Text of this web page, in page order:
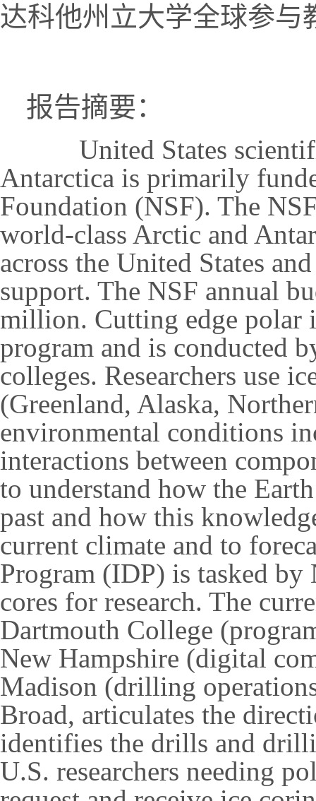
达科他州立大学全球参与
报告摘要：
United States
Antarctica is primarily
Foundation (NSF). The
world-class Arctic and
across the United States
support. The NSF annual
million. Cutting edge polar
program and is conducted
colleges. Researchers use
(Greenland, Alaska,
environmental conditions
interactions between
to understand how the
past and how this
current climate and to
Program (IDP) is tasked
cores for research. The
Dartmouth College
New Hampshire (digital
Madison (drilling
Broad, articulates the
identifies the drills and
U.S. researchers needing